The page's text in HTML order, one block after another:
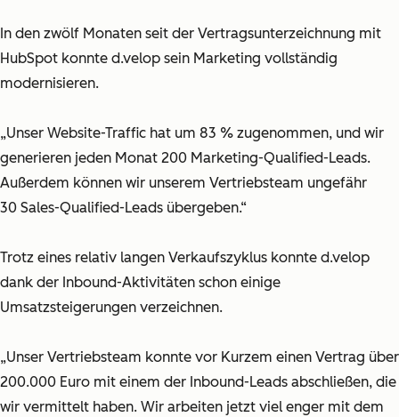
In den zwölf Monaten seit der Vertragsunterzeichnung mit
HubSpot konnte d.velop sein Marketing vollständig
modernisieren.
„Unser Website-Traffic hat um 83 % zugenommen, und wir
generieren jeden Monat 200 Marketing-Qualified-Leads.
Außerdem können wir unserem Vertriebsteam ungefähr
30 Sales-Qualified-Leads übergeben.“
Trotz eines relativ langen Verkaufszyklus konnte d.velop
dank der Inbound-Aktivitäten schon einige
Umsatzsteigerungen verzeichnen.
„Unser Vertriebsteam konnte vor Kurzem einen Vertrag über
200.000 Euro mit einem der Inbound-Leads abschließen, die
wir vermittelt haben. Wir arbeiten jetzt viel enger mit dem